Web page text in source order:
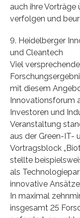
auch ihre Vorträge
verfolgen und
9. Heidelberger
und Cleantech
Viel
mit diesem
Innovationsforum
Investoren und
Veranstaltung
aus der Green-IT-
Vortragsblock
stellte
als
innovative
In maximal
insgesamt 25